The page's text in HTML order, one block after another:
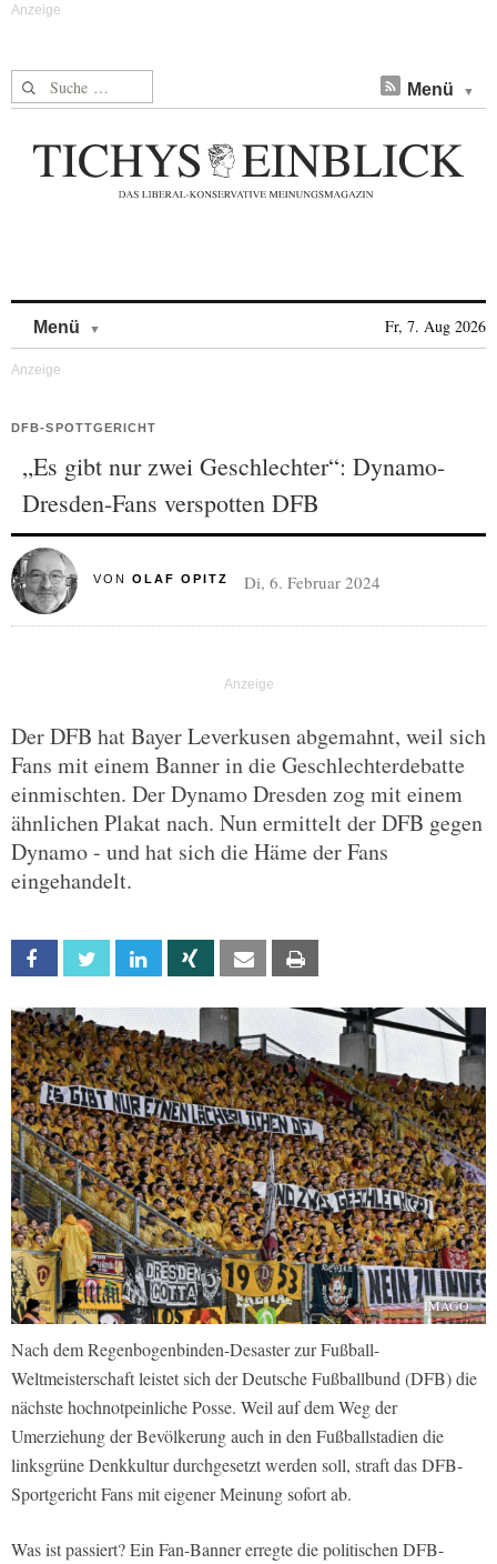
Suche nach: Menü
Menü Fr, 7. Aug 2026
DFB-SPOTTGERICHT
„Es gibt nur zwei Geschlechter“: Dynamo-
Dresden-Fans verspotten DFB
VON OLAF OPITZ Di, 6. Februar 2024
Der DFB hat Bayer Leverkusen abgemahnt, weil sich
Fans mit einem Banner in die Geschlechterdebatte
einmischten. Der Dynamo Dresden zog mit einem
ähnlichen Plakat nach. Nun ermittelt der DFB gegen
Dynamo - und hat sich die Häme der Fans
eingehandelt.
Facebook Twitter Linkedin Xing Email
IMAGO
Nach dem Regenbogenbinden-Desaster zur Fußball-
Weltmeisterschaft leistet sich der Deutsche Fußballbund (DFB) die
nächste hochnotpeinliche Posse. Weil auf dem Weg der
Umerziehung der Bevölkerung auch in den Fußballstadien die
linksgrüne Denkkultur durchgesetzt werden soll, straft das DFB-
Sportgericht Fans mit eigener Meinung sofort ab.
Was ist passiert? Ein Fan-Banner erregte die politischen DFB-